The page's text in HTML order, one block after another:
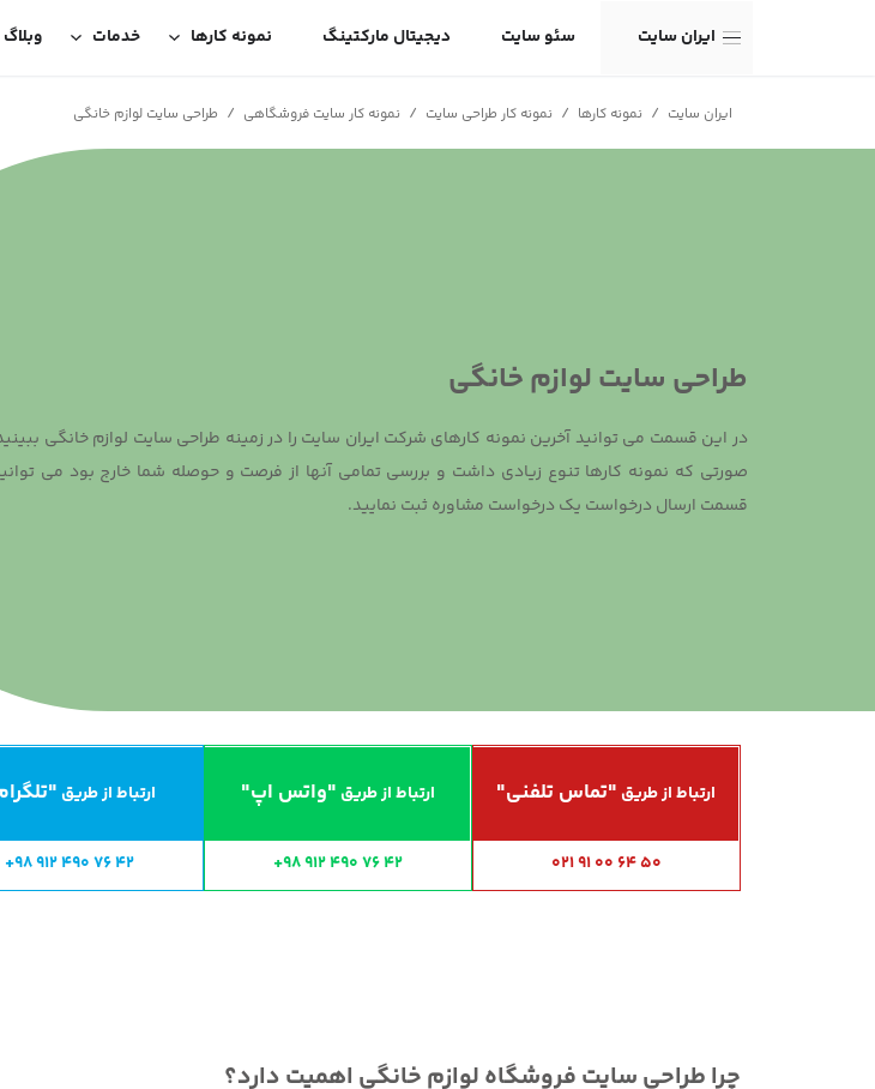
ایران سایت سئو سایت دیجیتال مارکتینگ نمونه کارها خدمات وبلاگ
ایران سایت / نمونه کارها / نمونه کار طراحی سایت / نمونه کار سایت فروشگاهی / طراحی سایت لوازم خانگی
طراحی سایت لوازم خانگی
در این قسمت می توانید آخرین نمونه کارهای شرکت ایران سایت را در زمینه طراحی سایت لوازم خانگی
صورتی که نمونه کارها تنوع زیادی داشت و بررسی تمامی آنها از فرصت و حوصله شما خارج بود می
قسمت ارسال درخواست یک درخواست مشاوره ثبت نمایید.
ارتباط از طریق "تماس تلفنی"
021 91 00 64 50
ارتباط از طریق "واتس اپ"
+98 912 490 76 42
ارتباط از طریق
+98 912 490 76 42
چرا طراحی سایت فروشگاه لوازم خانگی اهمیت دارد؟